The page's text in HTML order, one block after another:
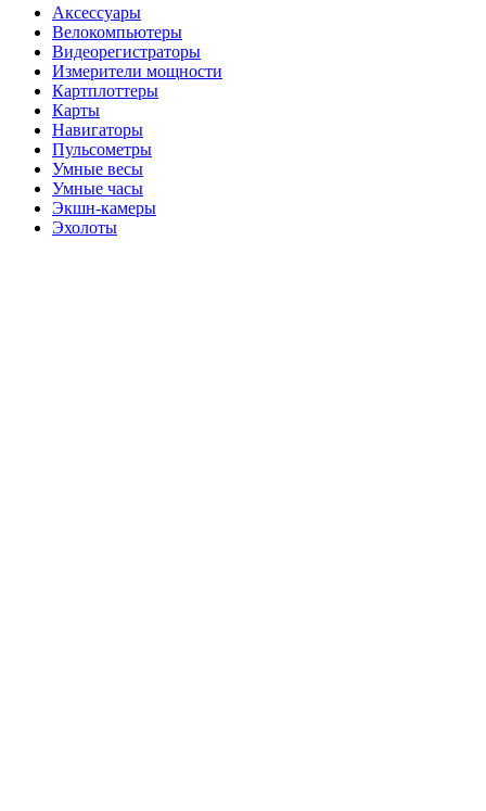
Аксессуары
Велокомпьютеры
Видеорегистраторы
Измерители мощности
Картплоттеры
Карты
Навигаторы
Пульсометры
Умные весы
Умные часы
Экшн-камеры
Эхолоты